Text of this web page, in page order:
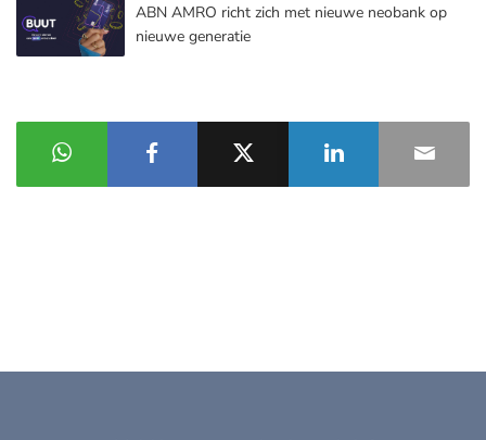
ABN AMRO richt zich met nieuwe neobank op
nieuwe generatie